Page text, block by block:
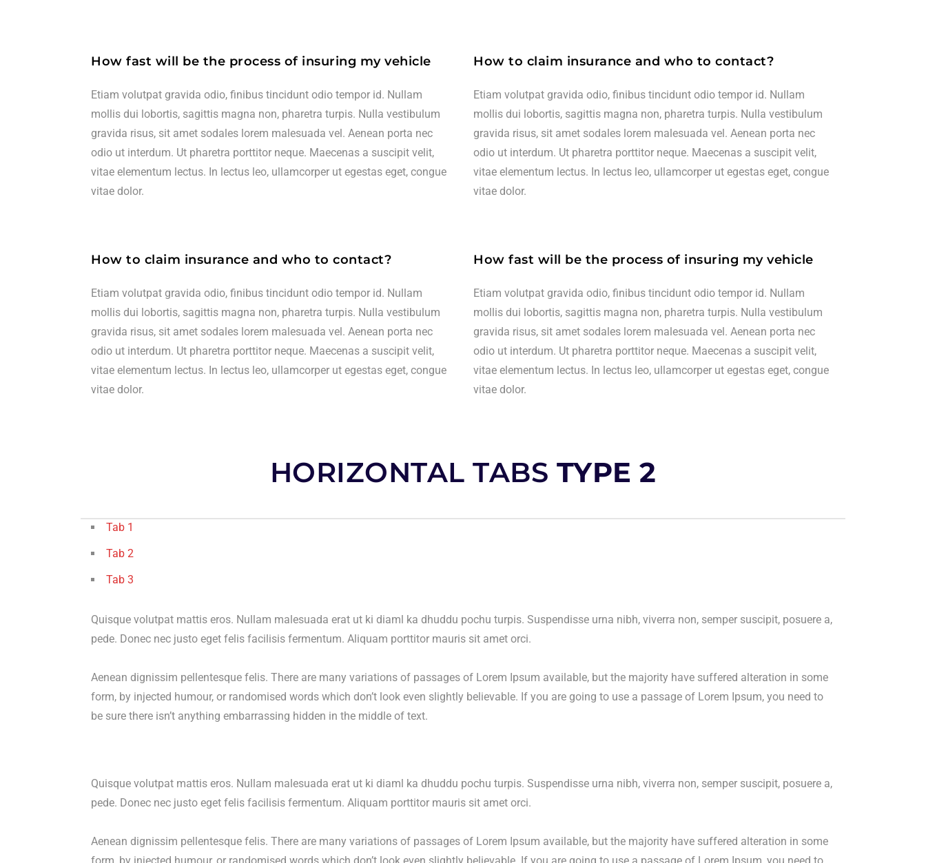
How fast will be the process of insuring my vehicle
Etiam volutpat gravida odio, finibus tincidunt odio tempor id. Nullam
mollis dui lobortis, sagittis magna non, pharetra turpis. Nulla vestibulum
gravida risus, sit amet sodales lorem malesuada vel. Aenean porta nec
odio ut interdum. Ut pharetra porttitor neque. Maecenas a suscipit velit,
vitae elementum lectus. In lectus leo, ullamcorper ut egestas eget, congue
vitae dolor.
How to claim insurance and who to contact?
Etiam volutpat gravida odio, finibus tincidunt odio tempor id. Nullam
mollis dui lobortis, sagittis magna non, pharetra turpis. Nulla vestibulum
gravida risus, sit amet sodales lorem malesuada vel. Aenean porta nec
odio ut interdum. Ut pharetra porttitor neque. Maecenas a suscipit velit,
vitae elementum lectus. In lectus leo, ullamcorper ut egestas eget, congue
vitae dolor.
How to claim insurance and who to contact?
Etiam volutpat gravida odio, finibus tincidunt odio tempor id. Nullam
mollis dui lobortis, sagittis magna non, pharetra turpis. Nulla vestibulum
gravida risus, sit amet sodales lorem malesuada vel. Aenean porta nec
odio ut interdum. Ut pharetra porttitor neque. Maecenas a suscipit velit,
vitae elementum lectus. In lectus leo, ullamcorper ut egestas eget, congue
vitae dolor.
How fast will be the process of insuring my vehicle
Etiam volutpat gravida odio, finibus tincidunt odio tempor id. Nullam
mollis dui lobortis, sagittis magna non, pharetra turpis. Nulla vestibulum
gravida risus, sit amet sodales lorem malesuada vel. Aenean porta nec
odio ut interdum. Ut pharetra porttitor neque. Maecenas a suscipit velit,
vitae elementum lectus. In lectus leo, ullamcorper ut egestas eget, congue
vitae dolor.
HORIZONTAL TABS TYPE 2
Tab 1
Tab 2
Tab 3
Quisque volutpat mattis eros. Nullam malesuada erat ut ki diaml ka dhuddu pochu turpis. Suspendisse urna nibh, viverra non, semper suscipit, posuere a,
pede. Donec nec justo eget felis facilisis fermentum. Aliquam porttitor mauris sit amet orci.
Aenean dignissim pellentesque felis. There are many variations of passages of Lorem Ipsum available, but the majority have suffered alteration in some
form, by injected humour, or randomised words which don’t look even slightly believable. If you are going to use a passage of Lorem Ipsum, you need to
be sure there isn’t anything embarrassing hidden in the middle of text.
Quisque volutpat mattis eros. Nullam malesuada erat ut ki diaml ka dhuddu pochu turpis. Suspendisse urna nibh, viverra non, semper suscipit, posuere a,
pede. Donec nec justo eget felis facilisis fermentum. Aliquam porttitor mauris sit amet orci.
Aenean dignissim pellentesque felis. There are many variations of passages of Lorem Ipsum available, but the majority have suffered alteration in some